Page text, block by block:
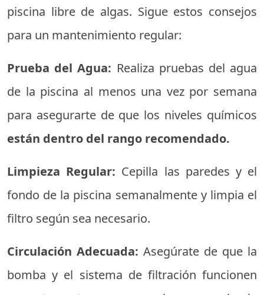
piscina libre de algas. Sigue estos consejos
para un mantenimiento regular:
Prueba del Agua: Realiza pruebas del agua
de la piscina al menos una vez por semana
para asegurarte de que los niveles químicos
están dentro del rango recomendado.
Limpieza Regular: Cepilla las paredes y el
fondo de la piscina semanalmente y limpia el
filtro según sea necesario.
Circulación Adecuada: Asegúrate de que la
bomba y el sistema de filtración funcionen